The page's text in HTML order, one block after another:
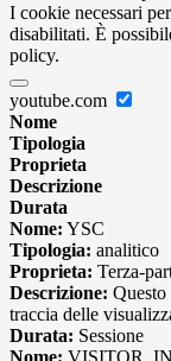
I cookie necessari
disabilitati. È
policy.
youtube.com
Nome
Tipologia
Proprieta
Descrizione
Durata
Nome: YSC
Tipologia: analitico
Proprieta: Terza-
Descrizione: Questo
traccia delle
Durata: Sessione